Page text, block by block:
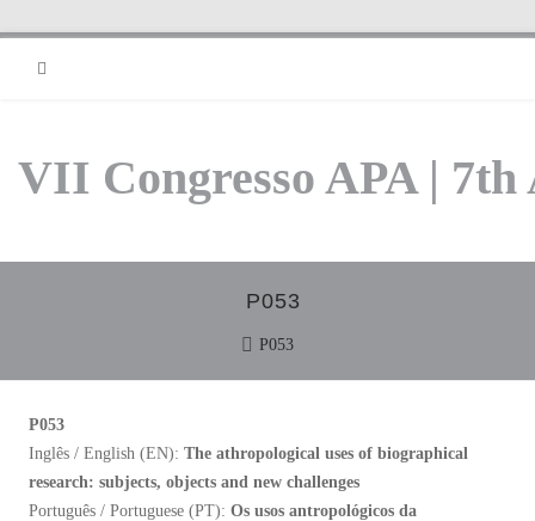
VII Congresso APA | 7th
P053
P053
P053
Inglês / English (EN): The athropological uses of biographical
research: subjects, objects and new challenges
Português / Portuguese (PT): Os usos antropológicos da